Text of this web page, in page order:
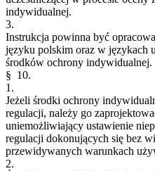
indywidualnej.
3.
Instrukcja powinna być
języku polskim oraz w językach
środków ochrony indywidualnej.
§ 10.
1.
Jeżeli środki ochrony
regulacji, należy go
uniemożliwiający ustawienie
regulacji dokonujących się bez
przewidywanych warunkach
2.